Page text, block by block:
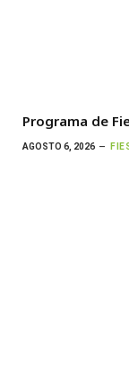
Programa de
AGOSTO 6, 2026